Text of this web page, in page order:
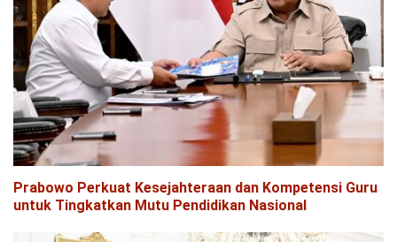
Prabowo Perkuat Kesejahteraan dan Kompetensi Guru
untuk Tingkatkan Mutu Pendidikan Nasional